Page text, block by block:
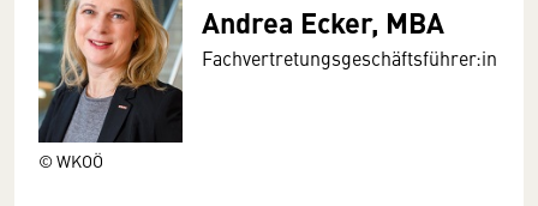
© WKOÖ
Andrea Ecker, MBA
Fachvertretungsgeschäftsführer:in